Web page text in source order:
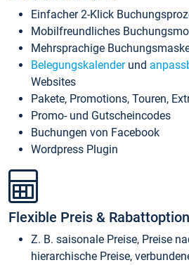
Einfacher 2-Klick
Mobilfreundliches
Mehrsprachige
Belegungskalenderund
Websites
Pakete, Promotions, Touren,
Promo- und Gutscheincodes
Buchungen von Facebook
Wordpress Plugin
Flexible Preis &
Z. B. saisonale Preise, Preise
hierarchische Preise,